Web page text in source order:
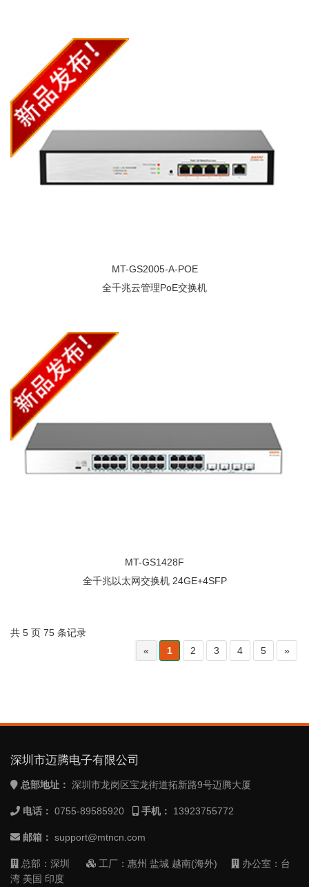
MT-GS2005-A-POE
全千兆云管理PoE交换机
MT-GS1428F
全千兆以太网交换机 24GE+4SFP
共 5 页 75 条记录
«
1 2 3 4 5 »
深圳市迈腾电子有限公司
总部地址： 深圳市龙岗区宝龙街道拓新路9号迈腾大厦
电话： 0755-89585920 手机： 13923755772
邮箱： support@mtncn.com
总部：深圳 工厂：惠州 盐城 越南(海外)
办公室：台
湾 美国 印度